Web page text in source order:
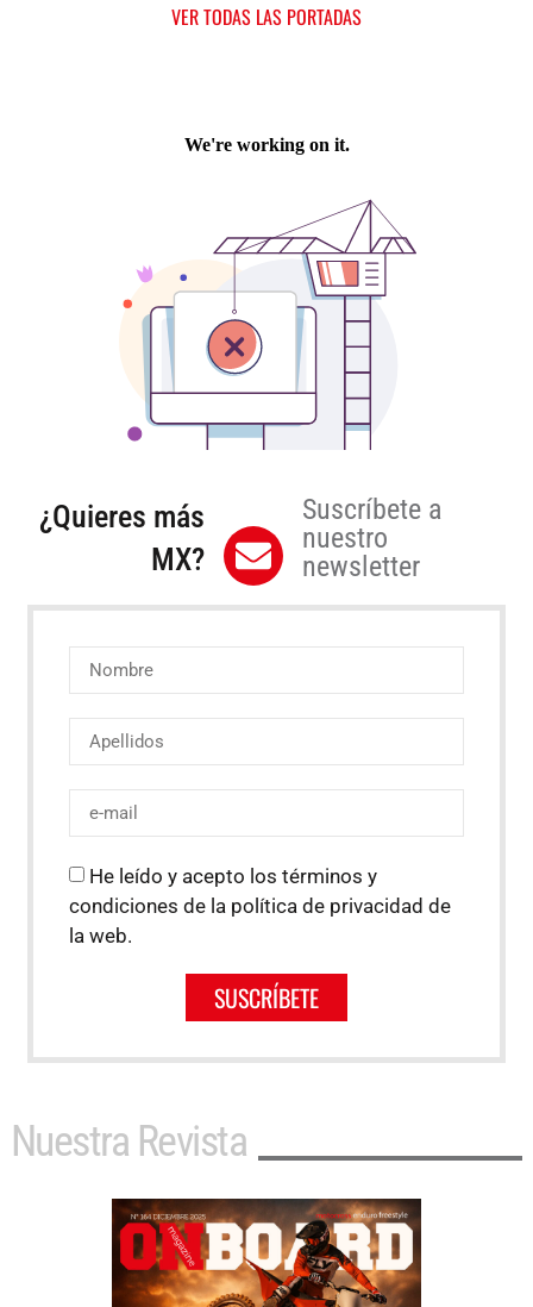
VER TODAS LAS PORTADAS
¿Quieres más
MX?
Suscríbete a
nuestro
newsletter
He leído y acepto los términos y
condiciones de la política de privacidad de
la web.
SUSCRÍBETE
Nuestra Revista